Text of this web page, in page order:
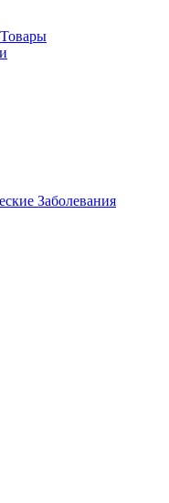
Заболевания